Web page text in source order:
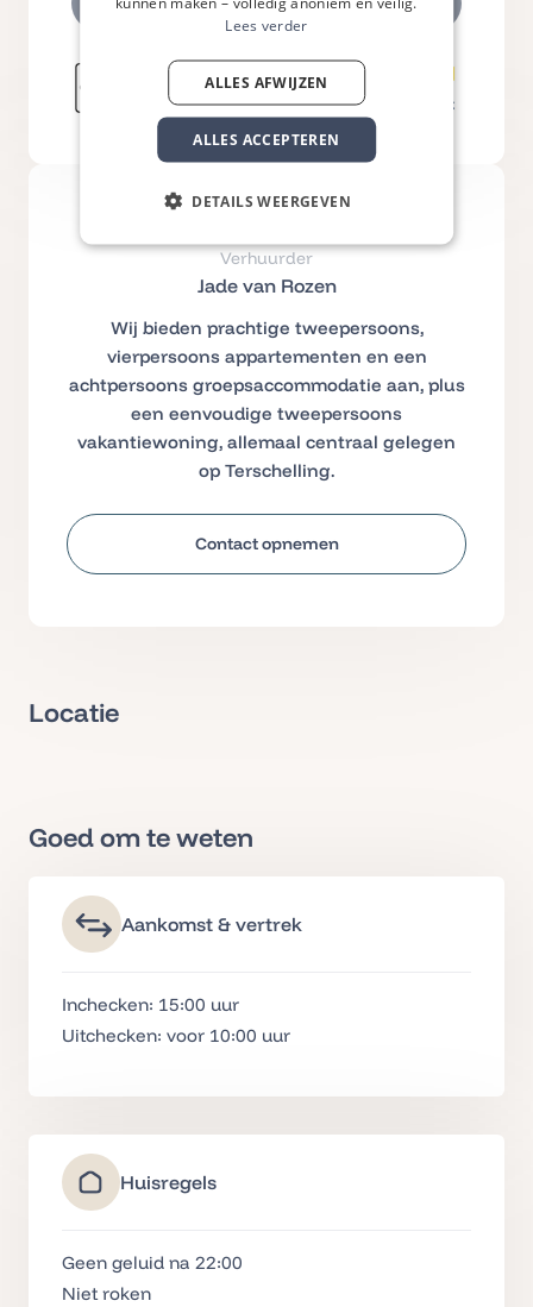
Verhuurder
Jade van Rozen
Wij bieden prachtige tweepersoons,
vierpersoons appartementen en een
achtpersoons groepsaccommodatie aan, plus
een eenvoudige tweepersoons
vakantiewoning, allemaal centraal gelegen
op Terschelling.
Contact opnemen
Locatie
Goed om te weten
Aankomst & vertrek
Inchecken: 15:00 uur
Uitchecken: voor 10:00 uur
Huisregels
Geen geluid na 22:00
Niet roken
Lees verder
ALLES ACCEPTEREN
ALLES AFWIJZEN
DETAILS WEERGEVEN